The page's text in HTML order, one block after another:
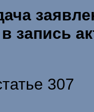
запись
307